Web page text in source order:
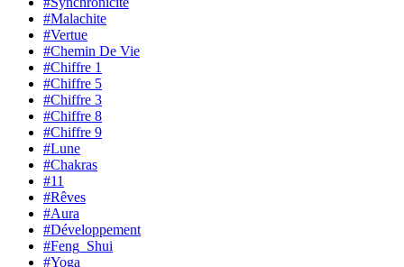
#Malachite
#Vertue
#Chemin De Vie
#Chiffre 1
#Chiffre 5
#Chiffre 3
#Chiffre 8
#Chiffre 9
#Lune
#Chakras
#11
#Rêves
#Aura
#Développement
#Feng_Shui
#Yoga